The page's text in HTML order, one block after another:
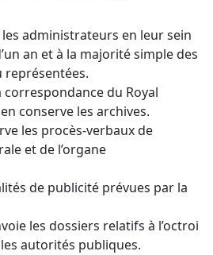
administrateurs en leur sein
an et à la majorité simple des
représentées.
du Royal
conserve les archives.
les procès-verbaux de
et de l’organe
de publicité prévues par la
les dossiers relatifs à l’octroi
autorités publiques.